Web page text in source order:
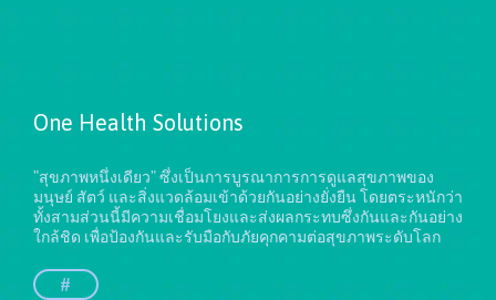
One Health Solutions
"สุขภาพหนึ่งเดียว" ซึ่งเป็นการบูรณาการการดูแลสุขภาพของ
มนุษย์ สัตว์ และสิ่งแวดล้อมเข้าด้วยกันอย่างยั่งยืนโดยตระหนักว่า
ทั้งสามส่วนนี้มีความเชื่อมโยงและส่งผลกระทบซึ่งกันและกันอย่าง
ใกล้ชิด เพื่อป้องกันและรับมือกับภัยคุกคามต่อสุขภาพระดับโลก
#